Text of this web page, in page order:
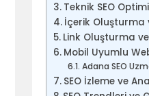
Teknik SEO
İçerik Oluşturma
Link Oluşturma
Mobil Uyumlu
Adana SEO
SEO İzleme ve